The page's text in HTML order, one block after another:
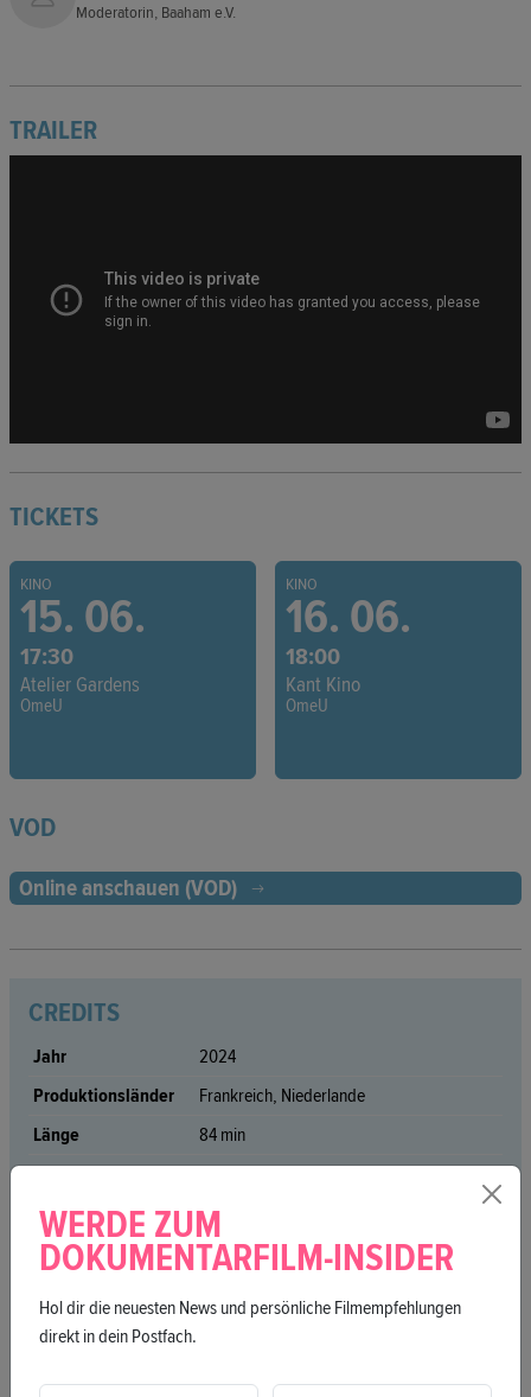
Moderatorin, Baaham e.V.
TRAILER
TICKETS
KINO
15. 06.
17:30
Atelier Gardens
OmeU
KINO
16. 06.
18:00
Kant Kino
OmeU
VOD
Online anschauen (VOD)
CREDITS
Jahr
2024
Produktionsländer
Frankreich, Niederlande
Länge
84 min
FSK
Keine Bewertung
Sprache
Dari
Untertitel
Englisch
Regie
WERDE ZUM
DOKUMENTARFILM-INSIDER
Hol dir die neuesten News und persönliche Filmempfehlungen
direkt in dein Postfach.